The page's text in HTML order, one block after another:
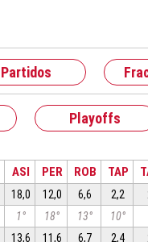
Partidos
Playoffs
ASI PER ROB TAP
18,0 12,0 6,6 2,2
1° 18° 13° 10°
13,6 11,6 6,7 2,4